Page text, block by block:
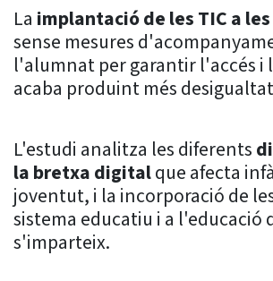
La implantació de les TIC a
sense mesures
l'alumnat per garantir l'accés i
acaba produint més
L'estudi analitza les diferents
la bretxa digitalque afecta
joventut, i la incorporació de
sistema educatiu i a l'educació
s'imparteix.